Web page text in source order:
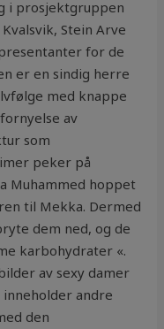
i prosjektgruppen
Stein Arve
for de
er en sindig herre
med knappe
av
som
peker på
Muhammed hoppet
til Mekka. Dermed
dem ned, og de
karbohydrater «.
av sexy damer
andre
den